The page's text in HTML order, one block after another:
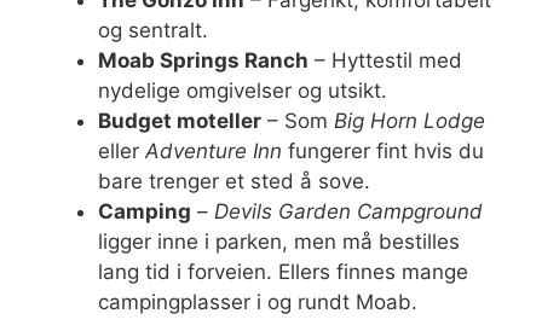
og sentralt.
Moab Springs Ranch – Hyttestil med
nydelige omgivelser og utsikt.
Budget moteller – Som Big Horn Lodge
eller Adventure Inn fungerer fint hvis du
bare trenger et sted å sove.
Camping – Devils Garden Campground
ligger inne i parken, men må bestilles
lang tid i forveien. Ellers finnes mange
campingplasser i og rundt Moab.